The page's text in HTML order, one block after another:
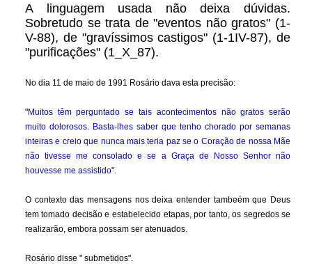
A linguagem usada não deixa dúvidas.
Sobretudo se trata de "eventos não gratos" (1-
V-88), de "gravíssimos castigos" (1-1IV-87), de
"purificações" (1_X_87).
No dia 11 de maio de 1991 Rosário dava esta precisão:
"Muitos têm perguntado se tais acontecimentos não gratos serão
muito dolorosos. Basta-lhes saber que tenho chorado por semanas
inteiras e creio que nunca mais teria paz se o Coração de nossa Mãe
não tivesse me consolado e se a Graça de Nosso Senhor não
houvesse me assistido".
O contexto das mensagens nos deixa entender tambeém que Deus
tem tomado decisão e estabelecido etapas, por tanto, os segredos se
realizarão, embora possam ser atenuados.
Rosário disse " submetidos".